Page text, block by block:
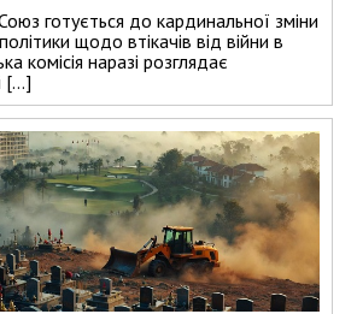
готується до кардинальної зміни
щодо втікачів від війни в
комісія наразі розглядає
[…]